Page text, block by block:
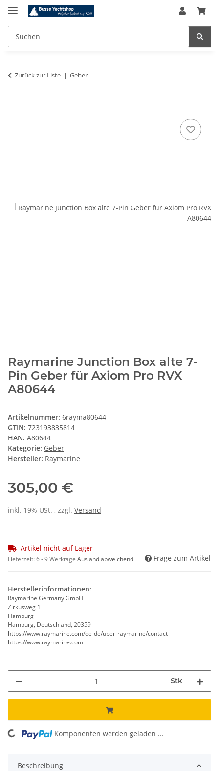
Zurück zur Liste Geber
Raymarine Junction Box alte 7-
Pin Geber für Axiom Pro RVX
A80644
Artikelnummer: 6rayma80644
GTIN: 723193835814
HAN: A80644
Kategorie: Geber
Hersteller: Raymarine
305,00 €
inkl. 19% USt. , zzgl. Versand
Artikel nicht auf Lager
Lieferzeit:6 - 9 Werktage Ausland abweichend Frage zum Artikel
Herstellerinformationen:
Raymarine Germany GmbH
Zirkusweg 1
Hamburg
Hamburg, Deutschland, 20359
https://www.raymarine.com/de-de/uber-raymarine/contact
https://www.raymarine.com
Stk
Loading... Komponenten werden geladen ...
Beschreibung